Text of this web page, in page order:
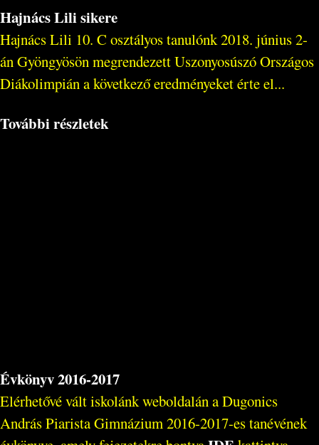
Hajnács Lili sikere
Hajnács Lili 10. C osztályos tanulónk 2018. június 2-
án Gyöngyösön megrendezett Uszonyosúszó Országos
Diákolimpián a következő eredményeket érte el...
További részletek
Évkönyv 2016-2017
Elérhetővé vált iskolánk weboldalán a Dugonics
András Piarista Gimnázium 2016-2017-es tanévének